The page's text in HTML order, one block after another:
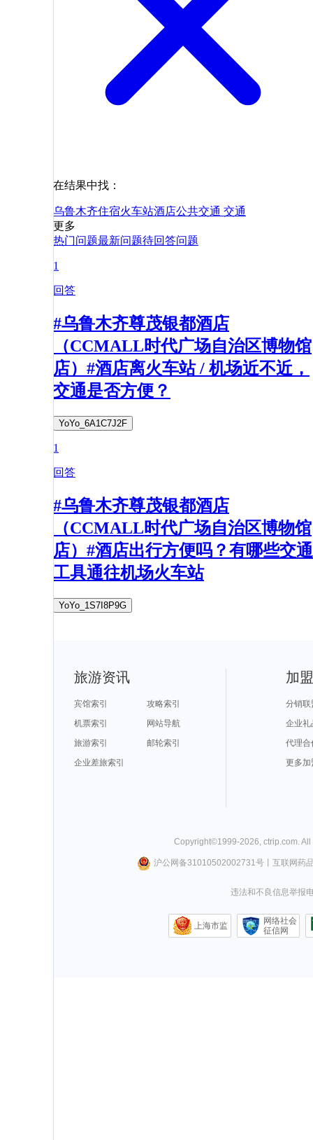
在结果中找：
乌鲁木齐住宿火车站酒店公共交通 交通
更多
热门问题最新问题待回答问题
1
回答
#乌鲁木齐尊茂银都酒店
（CCMALL时代广场自治区博物馆
店）#酒店离火车站 / 机场近不近，
交通是否方便？
YoYo_6A1C7J2F
1
回答
#乌鲁木齐尊茂银都酒店
（CCMALL时代广场自治区博物馆
店）#酒店出行方便吗？有哪些交通
工具通往机场火车站
YoYo_1S7I8P9G
旅游资讯
宾馆索引
攻略索引
机票索引
网站导航
旅游索引
邮轮索引
企业差旅索引
加
分销联
企业礼
代理合
更多加
Copyright©1999-2026 ctrip.com .
沪公网备31010502002731号丨 互联网药
违法和不良信息举报
上海市监
网络社会
征信网